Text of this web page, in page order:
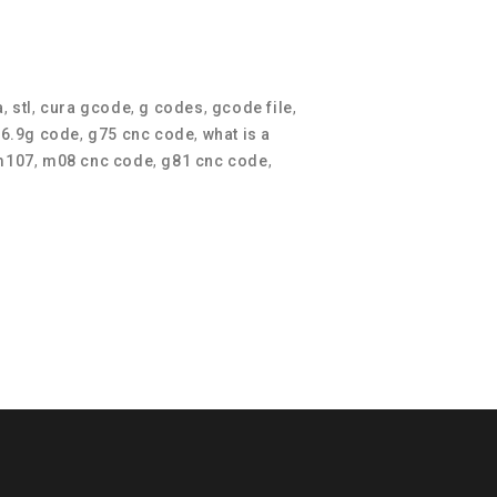
, stl , cura gcode, g codes, gcode file,
code, g75 cnc code, what is a
, m08 cnc code, g81 cnc code,